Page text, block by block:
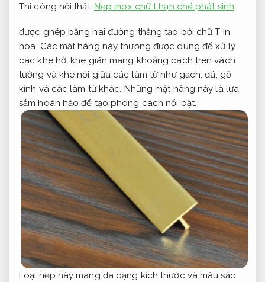
Thi công nội thất. Nẹp inox chữ t hạn chế phát sinh
được ghép bằng hai đường thẳng tạo bởi chữ T in
hoa. Các mặt hàng này thường được dùng để xử lý
các khe hở, khe giãn mang khoảng cách trên vách
tường và khe nối giữa các làm từ như gạch, đá, gỗ,
kính và các làm từ khác. Những mặt hàng này là lựa
sắm hoàn hảo để tạo phong cách nổi bật.
Loại nẹp này mang đa dạng kích thước và màu sắc